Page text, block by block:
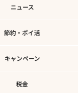
ニュース
節約・ポイ活
キャンペーン
税金